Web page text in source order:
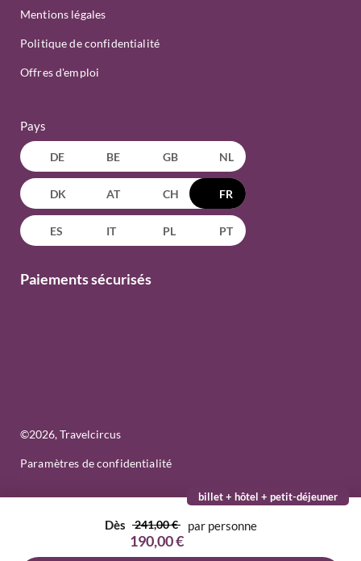
billet + hôtel + petit-déjeuner
Dès 241,00 €
190,00 €
par personne
Mentions légales
Politique de confidentialité
Offres d'emploi
Pays
DE BE GB NL
DK AT CH FR
ES IT PL PT
Paiements sécurisés
©2026, Travelcircus
Paramètres de confidentialité